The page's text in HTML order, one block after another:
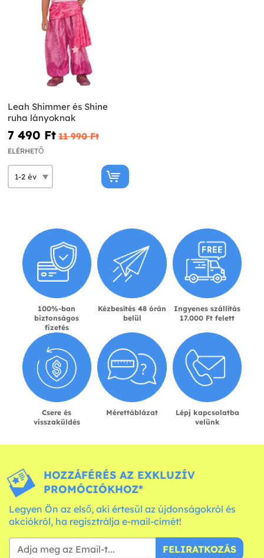
Leah Shimmer és Shine
ruha lányoknak
7 490 Ft‎ 11 990 Ft‎
ELÉRHETŐ
100%-ban
biztonságos
fizetés
Kézbesítés 48 órán
belül
Ingyenes szállítás
17.000 Ft felett
Csere és
visszaküldés
Mérettáblázat
Lépj kapcsolatba
velünk
HOZZÁFÉRÉS AZ EXKLUZÍV
PROMÓCIÓKHOZ*
Legyen Ön az első, aki értesül az újdonságokról és
akciókról, ha regisztrálja e-mail-címét!
FELIRATKOZÁS